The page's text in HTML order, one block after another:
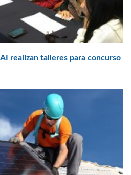
realizan talleres para concurso